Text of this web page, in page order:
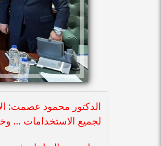
الدكتور محمود عصمت:
لجميع الاستخدامات …